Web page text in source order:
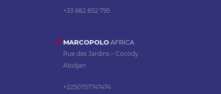
+33 682 852 795
MARCOPOLOAFRICA
Rue des Jardins – Cocody
Abidjan
+2250757747474